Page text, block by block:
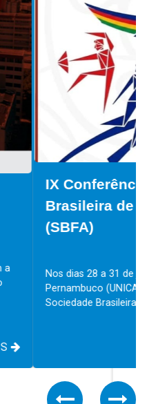
Analítica
Católica de
IX Conferência da
Analítica (SBFA). O...